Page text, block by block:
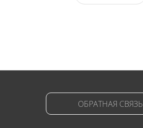
ОБРАТНАЯ СВЯЗЬ